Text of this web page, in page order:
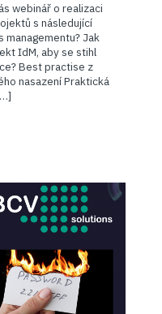
webinář o realizaci
s následující
Jak
IdM, aby se stihl
Best practise z
nasazení Praktická